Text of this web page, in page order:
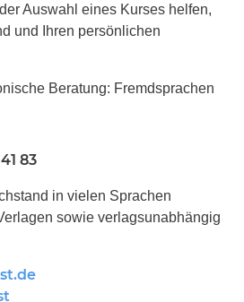
Auswahl eines Kurses helfen,
und Ihren persönlichen
Beratung: Fremdsprachen
83
in vielen Sprachen
sowie verlagsunabhängig